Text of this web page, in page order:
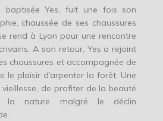
baptisée Yes, fuit une fois son
chaussée de ses chaussures
rend à Lyon pour une rencontre
A son retour, Yes a rejoint
chaussures et accompagnée de
le plaisir d’arpenter la forêt. Une
de profiter de la beauté
la nature malgré le déclin